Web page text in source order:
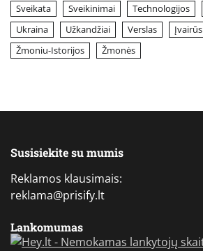
Sveikata
Sveikinimai Technologijos
Ukraina
Užkandžiai Verslas Įvairūs
Žmoniu-Istorijos
Žmonės
Susisiekite su mumis
Reklamos klausimais:
reklama@prisify.lt
Lankomumas